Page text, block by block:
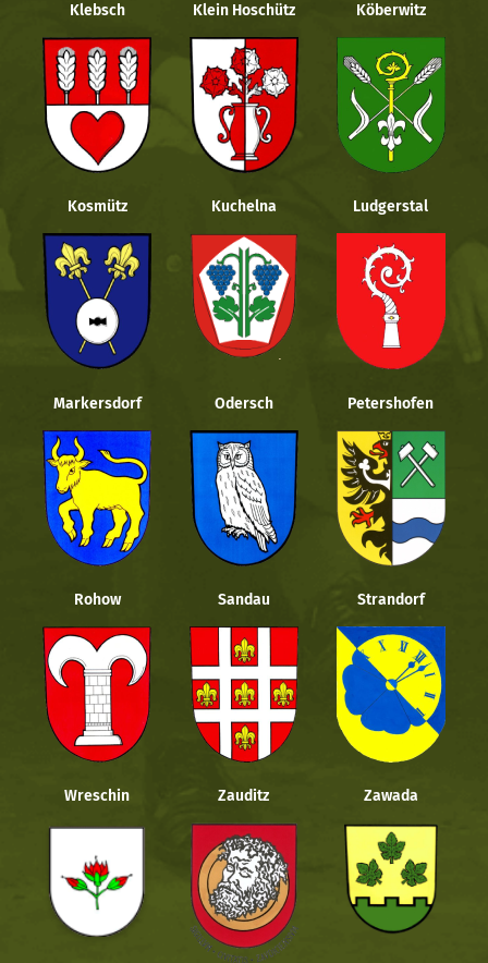
Klebsch Klein Hoschütz Köberwitz
Kosmütz Kuchelna Ludgerstal
Markersdorf Odersch Petershofen
Rohow Sandau Strandorf
Wreschin Zauditz Zawada